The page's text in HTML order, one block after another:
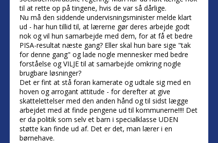
til at rette op på tingene, hvis de var så dårlige.
Nu må den siddende undervisningsminister melde klart
ud - har hun tillid til, at lærerne gør deres arbejde godt
nok og vil hun samarbejde med dem, for at få et bedre
PISA-resultat næste gang? Eller skal hun bare sige "tak
for denne gang" og lade nogle mennesker med bedre
forståelse og VILJE til at samarbejde omkring nogle
brugbare løsninger?
Det er fint at stå foran kamerate og udtale sig med en
hoven og arrogant attitude - for derefter at give
skattelettelser med den anden hånd og til sidst lægge
arbejdet med at finde pengene ud til kommunerne!!!! Det
er da politik som selv et barn i specialklasse UDEN
støtte kan finde ud af. Det er det, man lærer i en
børnehave.